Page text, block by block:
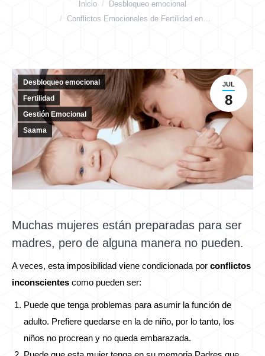
Inicio
Desbloqueo emocional
Conflictos Emocionales de Fertilidad en…
JUL
8
Desbloqueo emocional
Fertilidad
Gestión Emocional
Saama
Muchas mujeres están preparadas para ser
madres, pero de alguna manera no pueden.
A veces, esta imposibilidad viene condicionada por conflictos
inconscientes como pueden ser:
Puede que tenga problemas para asumir la función de
adulto. Prefiere quedarse en la de niño, por lo tanto, los
niños no procrean y no queda embarazada.